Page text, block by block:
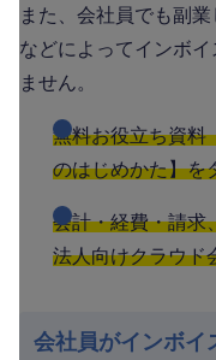
また、会社員でも副
などによってインボ
ません。
無料お役立ち資料
のはじめかた】を
会計・経費・請求
法人向けクラウド
会社員がインボイ